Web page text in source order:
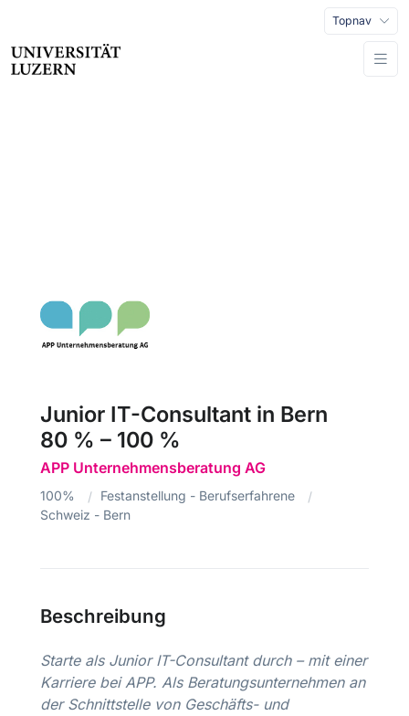
Topnav
Junior IT-Consultant in Bern
80 % – 100 %
APP Unternehmensberatung AG
100%
Festanstellung - Berufserfahrene
Schweiz - Bern
Beschreibung
Starte als Junior IT-Consultant durch – mit einer
Karriere bei APP. Als Beratungsunternehmen an
der Schnittstelle von Geschäfts- und